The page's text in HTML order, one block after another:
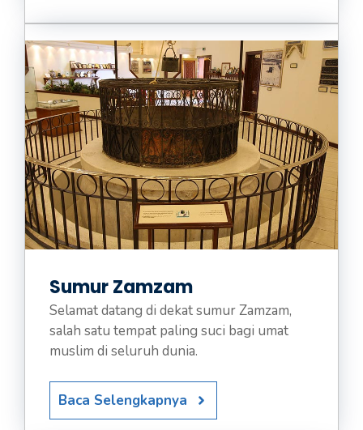
Sumur Zamzam
Selamat datang di dekat sumur Zamzam,
salah satu tempat paling suci bagi umat
muslim di seluruh dunia.
Baca Selengkapnya